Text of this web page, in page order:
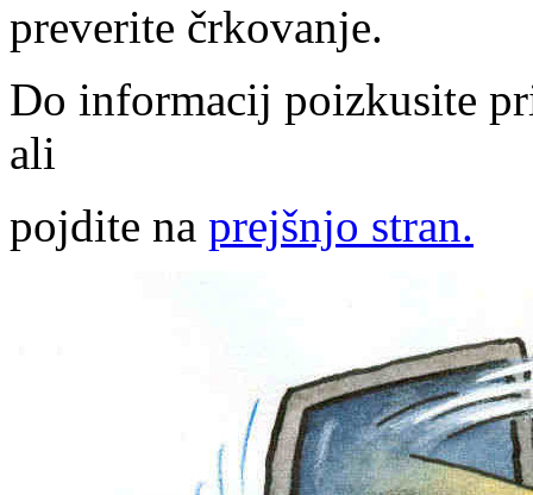
preverite črkovanje.
Do informacij poizkusite
ali
pojdite na prejšnjo stran.